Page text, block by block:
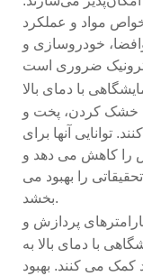
مواد و عملکرد
خودروسازی و
با دمای بالا
خشک کردن، پخت و
توانایی آنها برای
را کاهش می دهد و
را بهبود می
بخشد.
پردازش و
با دمای بالا به
کمک می کنند. بهبود